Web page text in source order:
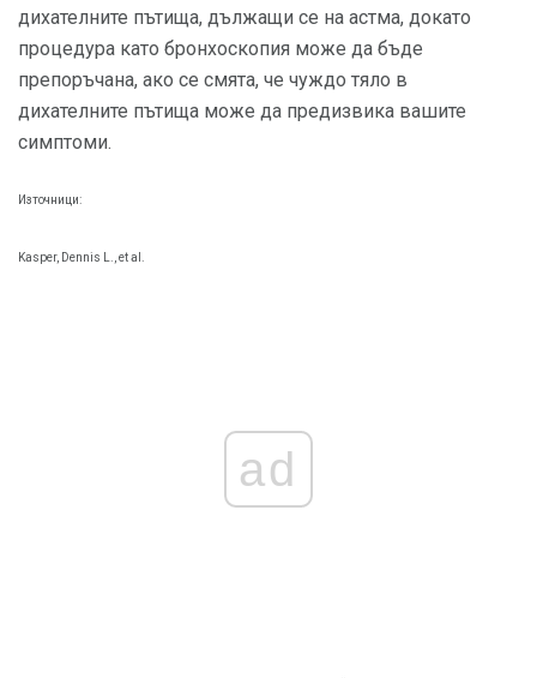
дихателните пътища, дължащи се на астма, докато
процедура като бронхоскопия може да бъде
препоръчана, ако се смята, че чуждо тяло в
дихателните пътища може да предизвика вашите
симптоми.
Източници:
Kasper, Dennis L., et al.
ad